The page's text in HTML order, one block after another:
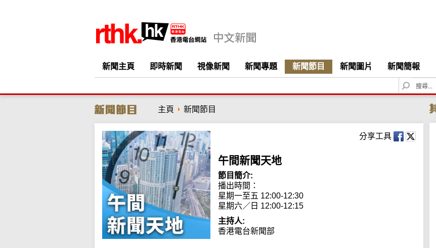
新聞主頁 即時新聞 視像新聞 新聞專題 新聞節目 新聞圖片 新聞簡報
S
e
c
h
主頁 新聞節目
分享工具
午間新聞天地
節目簡介:
播出時間：
星期一至五 12:00-12:30
星期六／日 12:00-12:15
主持人:
香港電台新聞部